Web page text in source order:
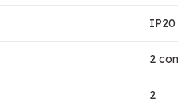
IP20
2
2